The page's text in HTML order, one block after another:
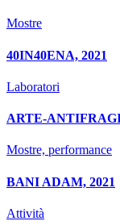
Mostre
40IN40ENA, 2021
Laboratori
ARTE-
Mostre, performance
BANI ADAM, 2021
Attività